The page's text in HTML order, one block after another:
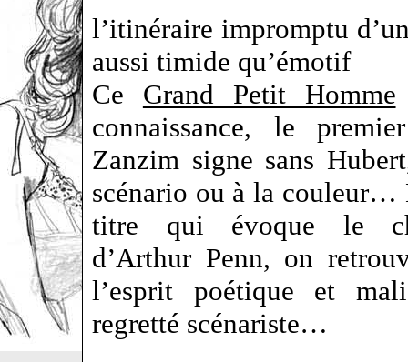
l’itinéraire impromptu
aussi timide qu’émotif
Ce Grand Petit Homme
connaissance, le
Zanzim signe sans
scénario ou à la couleur…
titre qui évoque le
d’Arthur Penn, on
l’esprit poétique et
regretté scénariste…